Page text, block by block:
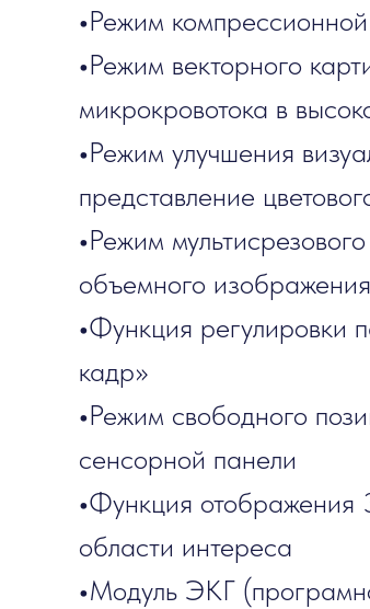
•Режим
•Режим векторного
микрокровотока в
•Режим улучшения
представление
•Режим
объемного
•Функция регулировки
кадр»
•Режим свободного
сенсорной панели
•Функция отображения
области интереса
•Модуль ЭКГ